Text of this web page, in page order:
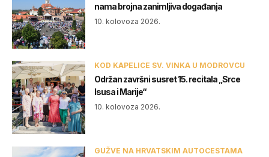
nama brojna zanimljiva događanja
10. kolovoza 2026.
KOD KAPELICE SV. VINKA U MODROVCU
Održan završni susret 15. recitala „Srce
Isusa i Marije“
10. kolovoza 2026.
GUŽVE NA HRVATSKIM AUTOCESTAMA